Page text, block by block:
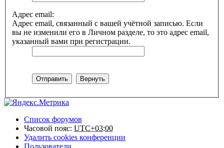
Адрес email:
Адрес email, связанный с вашей учётной записью. Если
вы не изменили его в Личном разделе, то это адрес email,
указанный вами при регистрации.
Список форумов
Часовой пояс: UTC+03:00
Удалить cookies конференции
Пользователи